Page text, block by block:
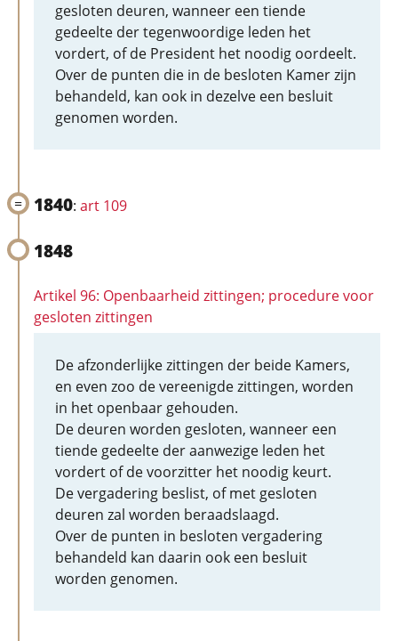
gesloten deuren, wanneer een tiende
gedeelte der tegenwoordige leden het
vordert, of de President het noodig oordeelt.
Over de punten die in de besloten Kamer zijn
behandeld, kan ook in dezelve een besluit
genomen worden.
1840: art 109
1848
Artikel 96: Openbaarheid zittingen; procedure voor
gesloten zittingen
De afzonderlijke zittingen der beide Kamers,
en even zoo de vereenigde zittingen, worden
in het openbaar gehouden.
De deuren worden gesloten, wanneer een
tiende gedeelte der aanwezige leden het
vordert of de voorzitter het noodig keurt.
De vergadering beslist, of met gesloten
deuren zal worden beraadslaagd.
Over de punten in besloten vergadering
behandeld kan daarin ook een besluit
worden genomen.